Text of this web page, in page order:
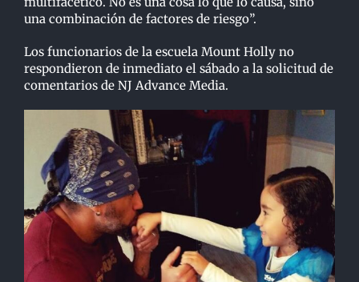
una combinación de factores de riesgo”.
Los funcionarios de la escuela Mount Holly no
respondieron de inmediato el sábado a la solicitud de
comentarios de NJ Advance Media.